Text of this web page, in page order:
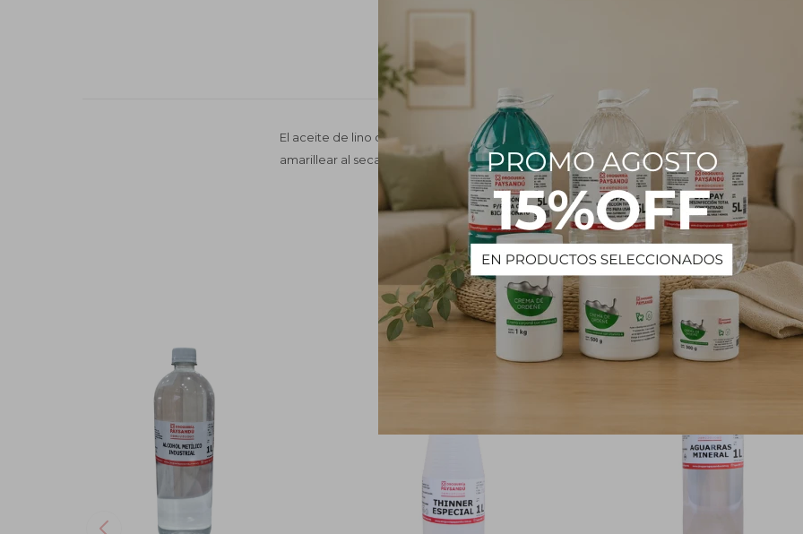
El aceite de lino clarificado es el más secante y resistente de los aceites para pintar. Por
amarillear al secarse. Se utiliza sobretodo para los colores más oscuros de la paleta o los
PRODUCTOS QUE TE PUEDEN INTERESAR